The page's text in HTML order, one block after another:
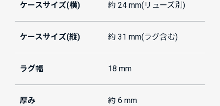
ケースサイズ(横) 約 24 mm(リューズ別)
ケースサイズ(縦) 約 31 mm(ラグ含む)
ラグ幅 18 mm
厚み 約 6 mm